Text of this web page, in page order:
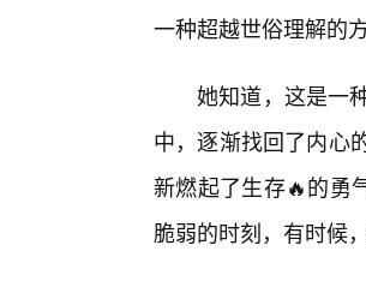
一种超越世俗理解的
她知道，这是一
中，逐渐找回了内心
新燃起了生存🔥的勇
脆弱的时刻，有时候